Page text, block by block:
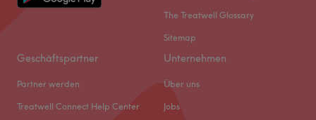
The Treatwell Glossary
Sitemap
Geschäftspartner
Partner werden
Treatwell Connect Help Center
Unternehmen
Über uns
Jobs